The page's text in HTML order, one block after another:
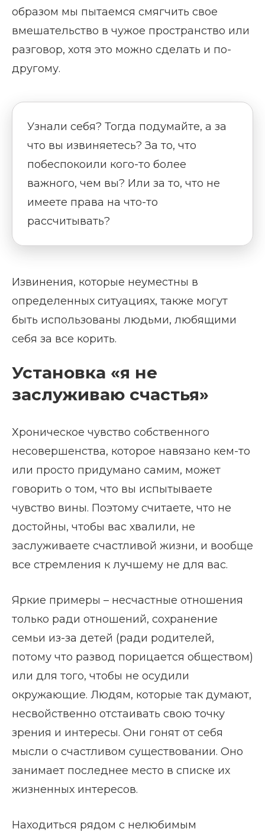
образом мы пытаемся смягчить свое
вмешательство в чужое пространство или
разговор, хотя это можно сделать и по-
другому.
Узнали себя? Тогда подумайте, а за
что вы извиняетесь? За то, что
побеспокоили кого-то более
важного, чем вы? Или за то, что не
имеете права на что-то
рассчитывать?
Извинения, которые неуместны в
определенных ситуациях, также могут
быть использованы людьми, любящими
себя за все корить.
Установка «я не
заслуживаю счастья»
Хроническое чувство собственного
несовершенства, которое навязано кем-то
или просто придумано самим, может
говорить о том, что вы испытываете
чувство вины. Поэтому считаете, что не
достойны, чтобы вас хвалили, не
заслуживаете счастливой жизни, и вообще
все стремления к лучшему не для вас.
Яркие примеры – несчастные отношения
только ради отношений, сохранение
семьи из-за детей (ради родителей,
потому что развод порицается обществом)
или для того, чтобы не осудили
окружающие. Людям, которые так думают,
несвойственно отстаивать свою точку
зрения и интересы. Они гонят от себя
мысли о счастливом существовании. Оно
занимает последнее место в списке их
жизненных интересов.
Находиться рядом с нелюбимым